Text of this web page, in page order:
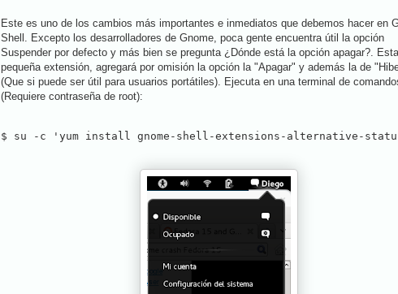
Este es uno de los cambios más importantes e inmediatos que debemos hacer en
Shell. Excepto los desarrolladores de Gnome, poca gente encuentra útil la opción
Suspender por defecto y más bien se pregunta ¿Dónde está la opción apagar?. Esta
pequeña extensión, agregará por omisión la opción la "Apagar" y además la de
(Que si puede ser útil para usuarios portátiles). Ejecuta en una terminal de
(Requiere contraseña de root):
$ su -c 'yum install gnome-shell-extensions-alternative-